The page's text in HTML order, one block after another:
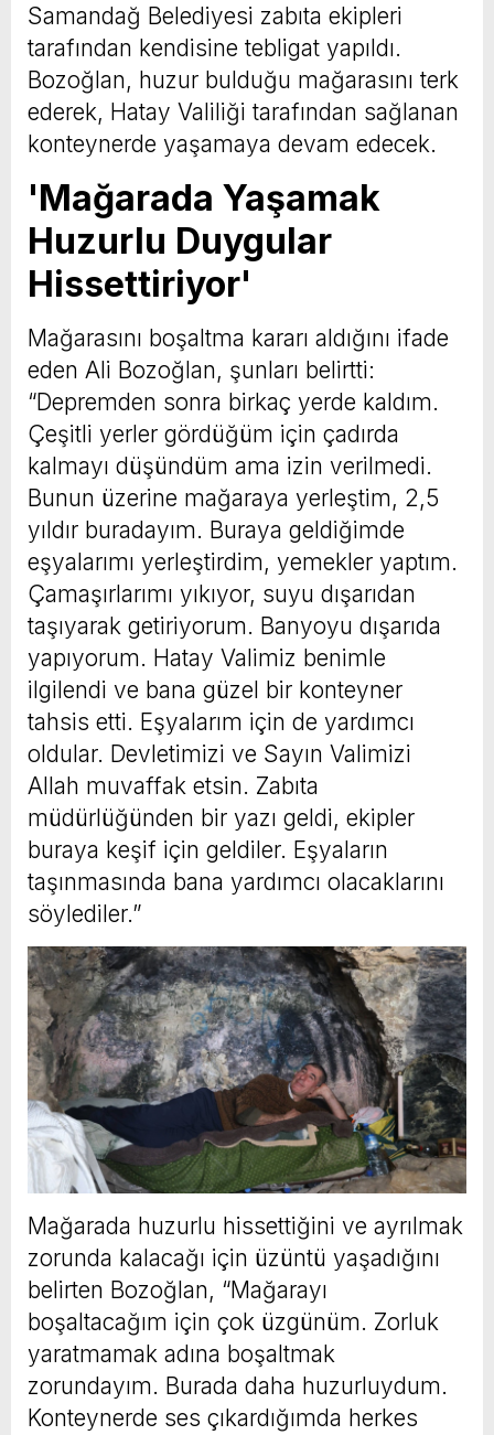
Samandağ Belediyesi zabıta ekipleri
tarafından kendisine tebligat yapıldı.
Bozoğlan, huzur bulduğu mağarasını terk
ederek, Hatay Valiliği tarafından sağlanan
konteynerde yaşamaya devam edecek.
'Mağarada Yaşamak
Huzurlu Duygular
Hissettiriyor'
Mağarasını boşaltma kararı aldığını ifade
eden Ali Bozoğlan, şunları belirtti:
“Depremden sonra birkaç yerde kaldım.
Çeşitli yerler gördüğüm için çadırda
kalmayı düşündüm ama izin verilmedi.
Bunun üzerine mağaraya yerleştim, 2,5
yıldır buradayım. Buraya geldiğimde
eşyalarımı yerleştirdim, yemekler yaptım.
Çamaşırlarımı yıkıyor, suyu dışarıdan
taşıyarak getiriyorum. Banyoyu dışarıda
yapıyorum. Hatay Valimiz benimle
ilgilendi ve bana güzel bir konteyner
tahsis etti. Eşyalarım için de yardımcı
oldular. Devletimizi ve Sayın Valimizi
Allah muvaffak etsin. Zabıta
müdürlüğünden bir yazı geldi, ekipler
buraya keşif için geldiler. Eşyaların
taşınmasında bana yardımcı olacaklarını
söylediler.”
Mağarada huzurlu hissettiğini ve ayrılmak
zorunda kalacağı için üzüntü yaşadığını
belirten Bozoğlan, “Mağarayı
boşaltacağım için çok üzgünüm. Zorluk
yaratmamak adına boşaltmak
zorundayım. Burada daha huzurluydum.
Konteynerde ses çıkardığımda herkes